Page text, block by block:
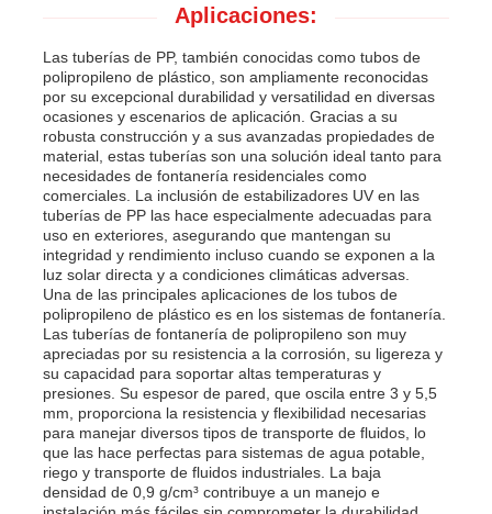
Aplicaciones:
Las tuberías de PP, también conocidas como tubos de
polipropileno de plástico, son ampliamente reconocidas
por su excepcional durabilidad y versatilidad en diversas
ocasiones y escenarios de aplicación. Gracias a su
robusta construcción y a sus avanzadas propiedades de
material, estas tuberías son una solución ideal tanto para
necesidades de fontanería residenciales como
comerciales. La inclusión de estabilizadores UV en las
tuberías de PP las hace especialmente adecuadas para
uso en exteriores, asegurando que mantengan su
integridad y rendimiento incluso cuando se exponen a la
luz solar directa y a condiciones climáticas adversas.
Una de las principales aplicaciones de los tubos de
polipropileno de plástico es en los sistemas de fontanería.
Las tuberías de fontanería de polipropileno son muy
apreciadas por su resistencia a la corrosión, su ligereza y
su capacidad para soportar altas temperaturas y
presiones. Su espesor de pared, que oscila entre 3 y 5,5
mm, proporciona la resistencia y flexibilidad necesarias
para manejar diversos tipos de transporte de fluidos, lo
que las hace perfectas para sistemas de agua potable,
riego y transporte de fluidos industriales. La baja
densidad de 0,9 g/cm³ contribuye a un manejo e